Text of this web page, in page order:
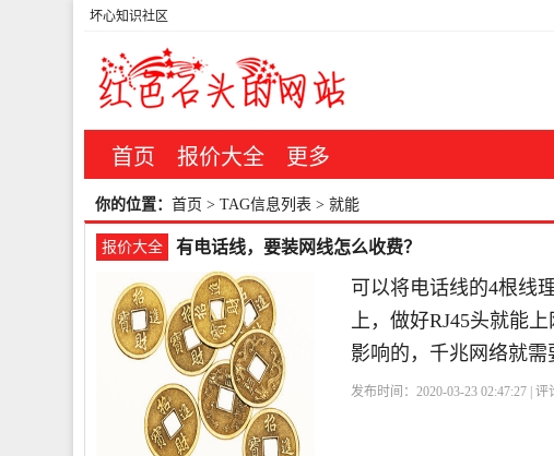
坏心知识社区
首页 报价大全 更多
你的位置： 首页 > TAG信息列表 > 就能
报价大全 有电话线，要装网线怎么收费？
可以将电话线的4根线
上，做好RJ45头就能
影响的，千兆网络就需
发布时间：2020-03-23 02:47:27 | 评